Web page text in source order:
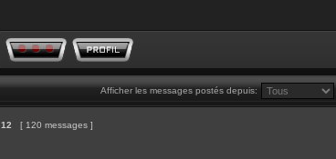
Afficher les messages postés depuis:
12 [ 120 messages ]